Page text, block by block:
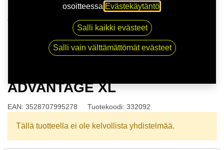
175/65R14 86T BFGOODRICH ADVANTAGE XL
ADVANTAGE XL
EAN: 3528707995278 Tuotekoodi: 332092
Tällä tuotteella ei ole kelvollista yhdistelmää.
osoitteessa Evästekäytäntö
Salli kaikki evästeet
Salli vain välttämättömät evästeet